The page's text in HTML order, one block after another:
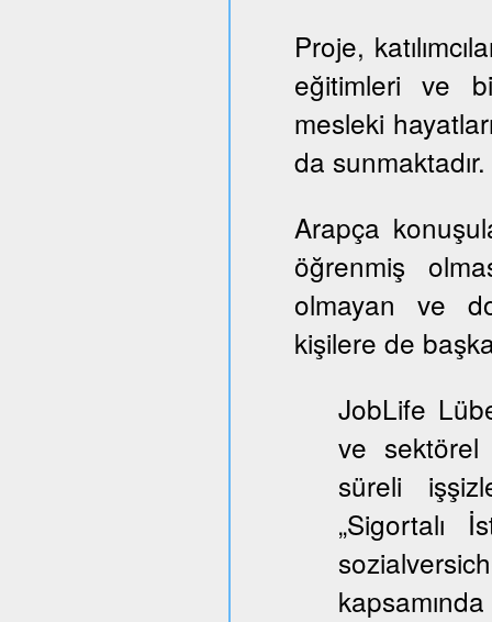
Proje,
eğitimleri ve
mesleki
da sunmaktadır.
Arapça
öğrenmiş
olmayan ve
kişilere de
JobLife
ve
süreli
„Sigortalı